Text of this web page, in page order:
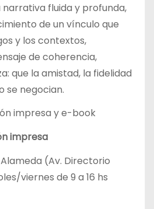
narrativa fluida y profunda,
de un vínculo que
y los contextos,
de coherencia,
que la amistad, la fidelidad
se negocian.
impresa y e-book
impresa
(Av. Directorio
viernes de 9 a 16 hs